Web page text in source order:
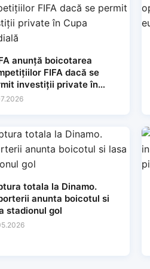
anunță boicotarea
FIFA dacă se
investiții private în
Mondială
totala la Dinamo.
anunta boicotul si
stadionul gol